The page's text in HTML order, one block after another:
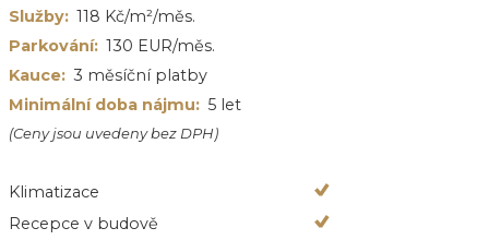
Služby: 118 Kč/m²/měs.
Parkování: 130 EUR/měs.
Kauce: 3 měsíční platby
Minimální doba nájmu: 5 let
(Ceny jsou uvedeny bez DPH)
Klimatizace
Recepce v budově